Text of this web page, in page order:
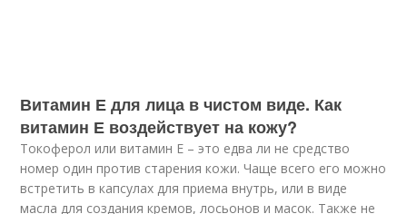
Витамин Е для лица в чистом виде. Как
витамин Е воздействует на кожу?
Токоферол или витамин Е – это едва ли не средство
номер один против старения кожи. Чаще всего его можно
встретить в капсулах для приема внутрь, или в виде
масла для создания кремов, лосьонов и масок. Также не